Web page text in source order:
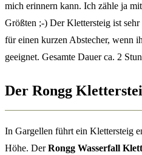
mich erinnern kann. Ich zähle ja
Größten ;-) Der Klettersteig ist
für einen kurzen Abstecher, wenn
geeignet. Gesamte Dauer ca. 2
Der Rongg
In Gargellen führt ein Klettersteig
Höhe. DerRongg Wasserfall